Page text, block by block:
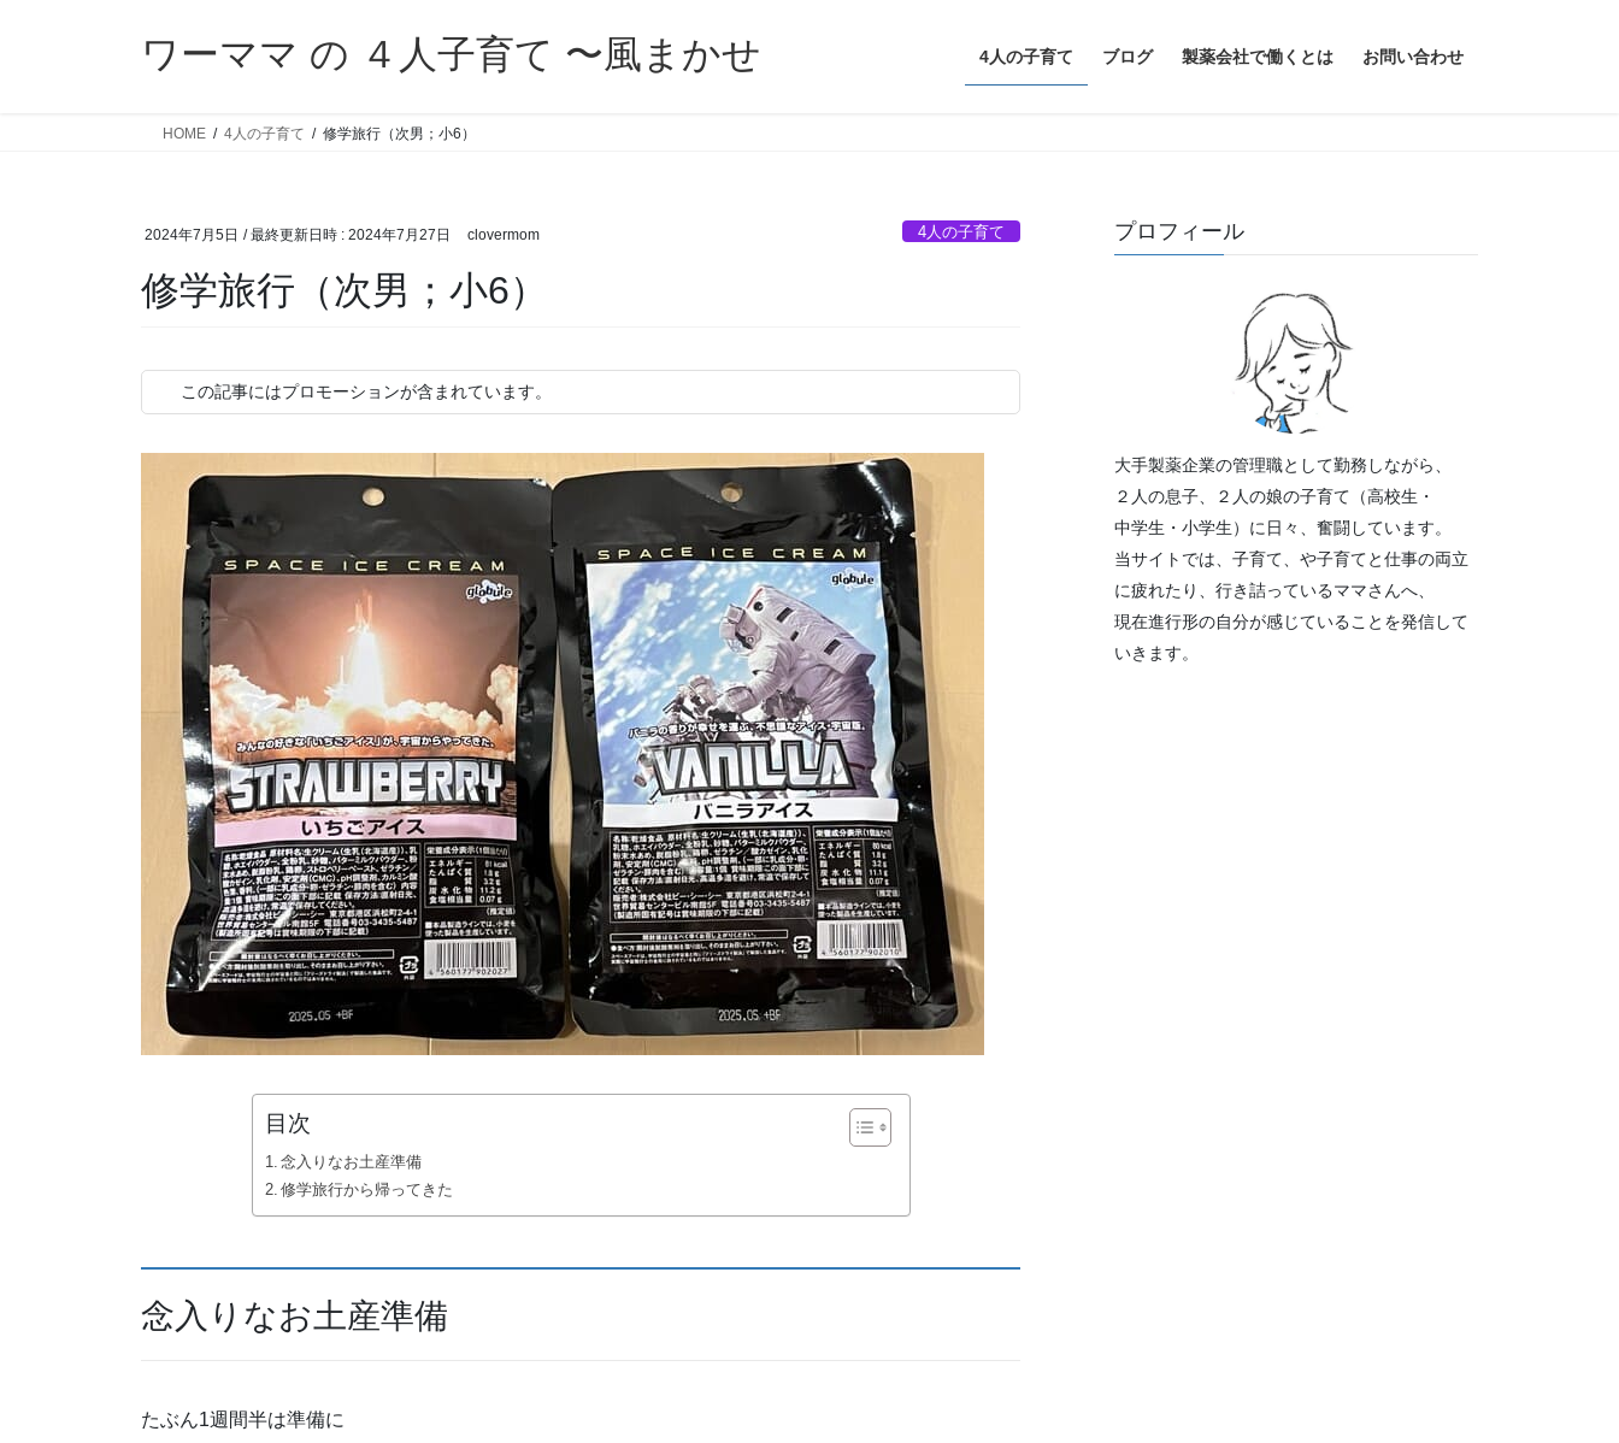
ワーママ の ４人子育て 〜風まかせ 4人の子育て ブログ 製薬会社で働くとは お問い合わせ
HOME 4人の子育て 修学旅行（次男；小6）
2024年7月5日 / 最終更新日時 : 2024年7月27日 clovermom 4人の子育て
修学旅行（次男；小6）
この記事にはプロモーションが含まれています。
目次
念入りなお土産準備
修学旅行から帰ってきた
念入りなお土産準備
たぶん1週間半は準備に
プロフィール
大手製薬企業の管理職として勤務しながら、
２人の息子、２人の娘の子育て（高校生・
中学生・小学生）に日々、奮闘しています。
当サイトでは、子育て、や子育てと仕事の両立
に疲れたり、行き詰っているママさんへ、
現在進行形の自分が感じていることを発信して
いきます。